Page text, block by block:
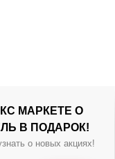
МАРКЕТЕ О
В ПОДАРОК!
о новых акциях!